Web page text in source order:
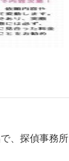
、探偵事務所